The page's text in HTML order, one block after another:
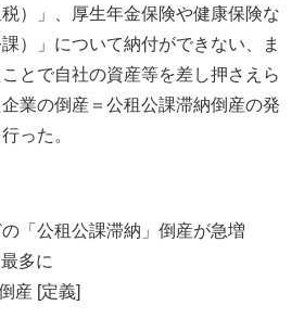
）」、厚生年金保険や健康保険な
）」について納付ができない、ま
とで自社の資産等を差し押さえら
業の倒産＝公租公課滞納倒産の発
った。
「公租公課滞納」倒産が急増
多に
産 [定義]